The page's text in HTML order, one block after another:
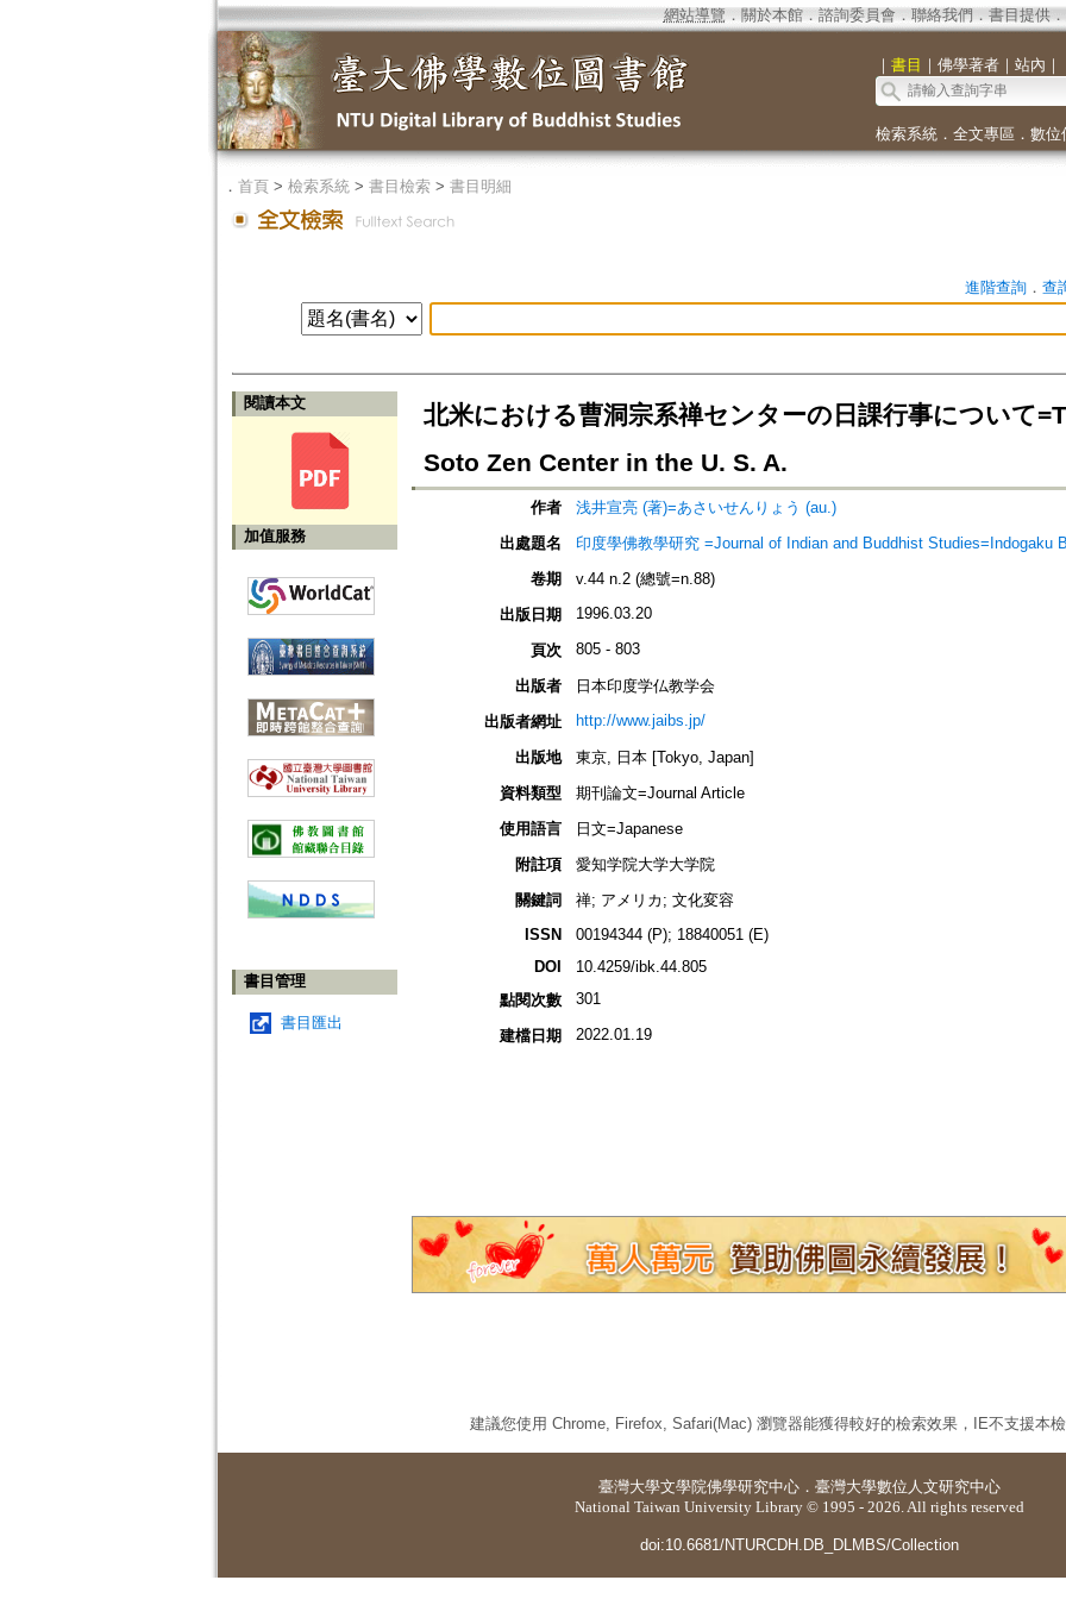
網站導覽 ． 關於本館． 諮詢委員會． 聯絡我們 ． 書目提供．
｜ 書目 ｜ 佛學著者｜ 站內 ｜
檢索系統． 全文專區 ． 數位
． 首頁> 檢索系統> 書目檢索> 書目明細
進階查詢． 查
閱讀本文
加值服務
書目管理
書目匯出
北米における曹洞宗系禅センターの日課行事について
Soto Zen Center in the U. S. A.
作者
浅井宣亮 (著)=あさいせんりょう (au.)
出處題名
印度學佛教學研究 =Journal of Indian and Buddhist Studies=Indogaku
卷期
v.44 n.2 (總號=n.88)
出版日期
1996.03.20
頁次 805 - 803
出版者
日本印度学仏教学会
出版者網址
http://www.jaibs.jp/
出版地
東京, 日本 [Tokyo, Japan]
資料類型
期刊論文=Journal Article
使用語言
日文=Japanese
附註項
愛知学院大学大学院
關鍵詞
禅; アメリカ; 文化変容
ISSN
00194344 (P); 18840051 (E)
DOI
10.4259/ibk.44.805
點閱次數
301
建檔日期 2022.01.19
建議您使用 Chrome, Firefox, Safari(Mac) 瀏覽器能獲得較好的檢索效果，IE不支援本檢
臺灣大學文學院佛學研究中心 ． 臺灣大學數位人文研究中心
National Taiwan University Library © 1995 - 2026. All rights reserved
doi:10.6681/NTURCDH.DB_DLMBS/Collection